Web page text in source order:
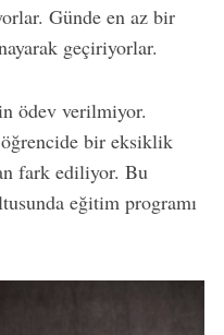
Günde en az bir
geçiriyorlar.
ödev verilmiyor.
bir eksiklik
fark ediliyor. Bu
eğitim programı